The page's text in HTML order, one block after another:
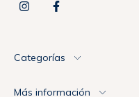
Categorías
Más información